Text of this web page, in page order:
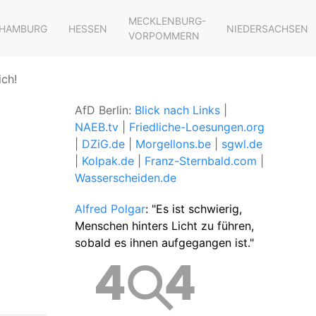
HESSEN
MECKLENBURG-
VORPOMMERN
NIEDERSACHSEN
AfD Berlin: Blick nach Links
NAEB.tv
Friedliche-Loesungen.org
DZiG.de Morgellons.be
sgwl.de
Kolpak.de Franz-Sternbald.com
Wasserscheiden.de
Alfred Polgar: "Es ist schwierig,
Menschen hinters Licht zu führen,
sobald es ihnen aufgegangen ist."